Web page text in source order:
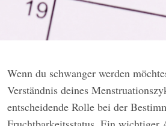
Wenn du schwanger werden
Verständnis deines
entscheidende Rolle bei der